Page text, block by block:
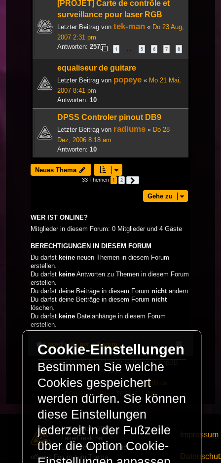
[PROJET] Carte de contrôle et
surveillance pour laser RGB
Letzter Beitrag von tek-man « Do 23 Aug,
2007 2:31 pm
Antworten: 257 1 … 5 6 7 8
equaliseur de guitare
Letzter Beitrag von popeye « Mo 21 Mai,
2007 8:41 pm
Antworten: 10
DPSS Controler pinout DB9
Letzter Beitrag von radiums « Do 28
Dez, 2006 8:18 am
Antworten: 10
Neues Thema
33 Themen 1 2
Gehe zu
WER IST ONLINE?
Mitglieder in diesem Forum: 0 Mitglieder und 4 Gäste
BERECHTIGUNGEN IN DIESEM FORUM
Du darfst keine neuen Themen in diesem Forum
erstellen.
Du darfst keine Antworten zu Themen in diesem Forum
erstellen.
Du darfst deine Beiträge in diesem Forum nichtändern.
Du darfst deine Beiträge in diesem Forum nicht
löschen.
Du darfst keine Dateianhänge in diesem Forum
erstellen.
LaserFreak.net Forum
Powered by phpBB
® Forum Software © phpBB
Limited
Deutsche Übersetzung durchphpBB.de
PRIVACY_LINK| TERMS_LINK
© Copyright 2025 -
LaserFreak.net
LaserFreak ist ein freies und
offenes Forum zum Thema
Impressum
Cookie-Einstellungen
Bestimmen Sie welche
Cookies gespeichert
werden dürfen. Sie können
diese Einstellungen
jederzeit in der Fußzeile
über die Option Cookie-